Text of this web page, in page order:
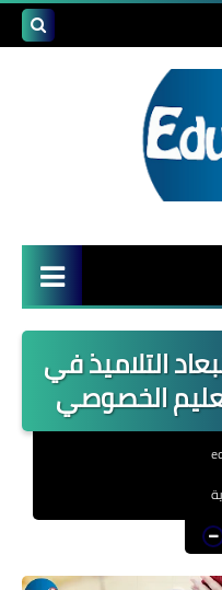
المدارس
تربوية
مستجدات التعليم
التعليم
منوعات إخبارية
تربوية
التلاميذ في
الخصوصي